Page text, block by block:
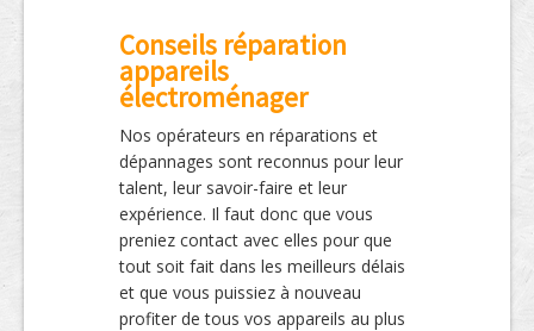
Conseils réparation
appareils
électroménager
Nos opérateurs en réparations et
dépannages sont reconnus pour leur
talent, leur savoir-faire et leur
expérience. Il faut donc que vous
preniez contact avec elles pour que
tout soit fait dans les meilleurs délais
et que vous puissiez à nouveau
profiter de tous vos appareils au plus